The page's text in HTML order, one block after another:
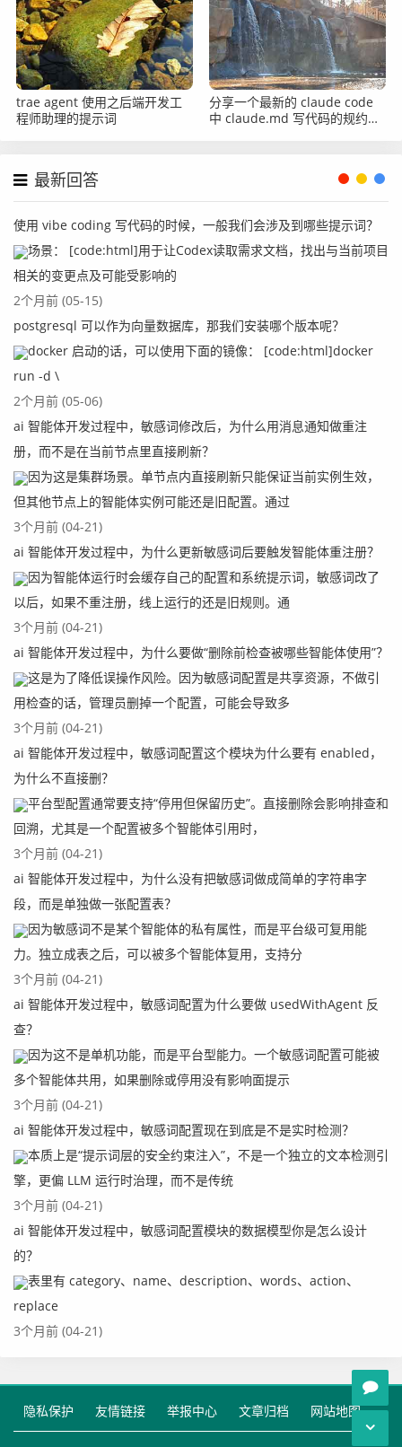
trae agent 使用之后端开发工
程师助理的提示词
分享一个最新的 claude code
中 claude.md 写代码的规约文
最新回答
使用 vibe coding 写代码的时候，一般我们会涉及到哪些提示词？
场景： [code:html]用于让Codex读取需求文档，找出与当前项目
相关的变更点及可能受影响的
2个月前 (05-15)
postgresql 可以作为向量数据库，那我们安装哪个版本呢？
docker 启动的话，可以使用下面的镜像： [code:html]docker
run -d \
2个月前 (05-06)
ai 智能体开发过程中，敏感词修改后，为什么用消息通知做重注
册，而不是在当前节点里直接刷新？
因为这是集群场景。单节点内直接刷新只能保证当前实例生效，
但其他节点上的智能体实例可能还是旧配置。通过
3个月前 (04-21)
ai 智能体开发过程中，为什么更新敏感词后要触发智能体重注册？
因为智能体运行时会缓存自己的配置和系统提示词，敏感词改了
以后，如果不重注册，线上运行的还是旧规则。通
3个月前 (04-21)
ai 智能体开发过程中，为什么要做“删除前检查被哪些智能体使用”？
这是为了降低误操作风险。因为敏感词配置是共享资源，不做引
用检查的话，管理员删掉一个配置，可能会导致多
3个月前 (04-21)
ai 智能体开发过程中，敏感词配置这个模块为什么要有 enabled，
为什么不直接删？
平台型配置通常要支持“停用但保留历史”。直接删除会影响排查和
回溯，尤其是一个配置被多个智能体引用时，
3个月前 (04-21)
ai 智能体开发过程中，为什么没有把敏感词做成简单的字符串字
段，而是单独做一张配置表？
因为敏感词不是某个智能体的私有属性，而是平台级可复用能
力。独立成表之后，可以被多个智能体复用，支持分
3个月前 (04-21)
ai 智能体开发过程中，敏感词配置为什么要做 usedWithAgent 反
查？
因为这不是单机功能，而是平台型能力。一个敏感词配置可能被
多个智能体共用，如果删除或停用没有影响面提示
3个月前 (04-21)
ai 智能体开发过程中，敏感词配置现在到底是不是实时检测？
本质上是“提示词层的安全约束注入”，不是一个独立的文本检测引
擎，更偏 LLM 运行时治理，而不是传统
3个月前 (04-21)
ai 智能体开发过程中，敏感词配置模块的数据模型你是怎么设计
的？
表里有 category、name、description、words、action、
replace
3个月前 (04-21)
隐私保护 友情链接 举报中心 文章归档 网站地图